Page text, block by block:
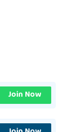
Join Now